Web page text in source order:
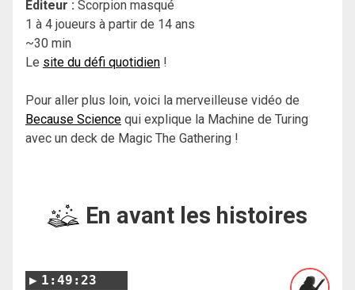
Éditeur : Scorpion masqué
1 à 4 joueurs à partir de 14 ans
~30 min
Le site du défi quotidien !
Pour aller plus loin, voici la merveilleuse vidéo de
Because Science qui explique la Machine de Turing
avec un deck de Magic The Gathering !
En avant les histoires
1:49:23